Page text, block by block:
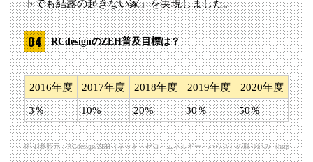
トでも結露の起きない家」を実現しました。
RCdesignのZEH普及目標は？
2016年度 2017年度 2018年度 2019年度 2020年度
3％ 10% 20% 30％ 50％
[注1]参照元：RCdesign/ZEH（ネット・ゼロ・エネルギー・ハウス）の取り組み（http://